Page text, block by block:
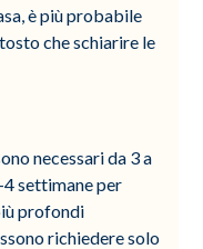
è più probabile
che schiarire le
necessari da 3 a
settimane per
profondi
richiedere solo